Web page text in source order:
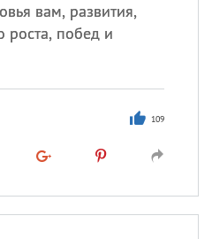
вам, развития,
роста, побед и
109